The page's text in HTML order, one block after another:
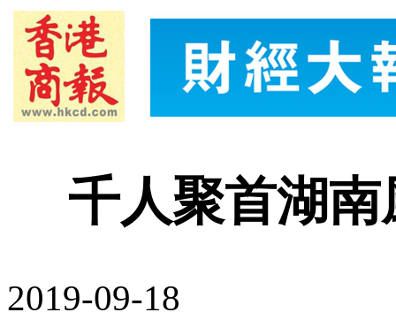
千人聚首湖
2019-09-18